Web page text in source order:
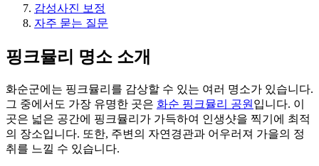
감성사진 보정
자주 묻는 질문
핑크뮬리 명소 소개
화순군에는 핑크뮬리를 감상할 수 있는 여러 명소가 있습니다.
그 중에서도 가장 유명한 곳은 화순 핑크뮬리 공원 입니다. 이
곳은 넓은 공간에 핑크뮬리가 가득하여 인생샷을 찍기에 최적
의 장소입니다. 또한, 주변의 자연경관과 어우러져 가을의 정
취를 느낄 수 있습니다.